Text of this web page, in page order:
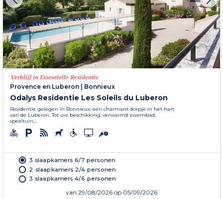
Verblijf in Essentielle Residentie
Provence en Luberon
Bonnieux
Odalys Residentie Les Soleils du Luberon
Residentie gelegen in Bonnieux, een charmant dorpje in het hart
van de Luberon. Tot uw beschikking: verwarmd zwembad,
speeltuin,...
3 slaapkamers 6/7 personen
2 slaapkamers 2/4 personen
3 slaapkamers 4/6 personen
van 29/08/2026 op 05/09/2026